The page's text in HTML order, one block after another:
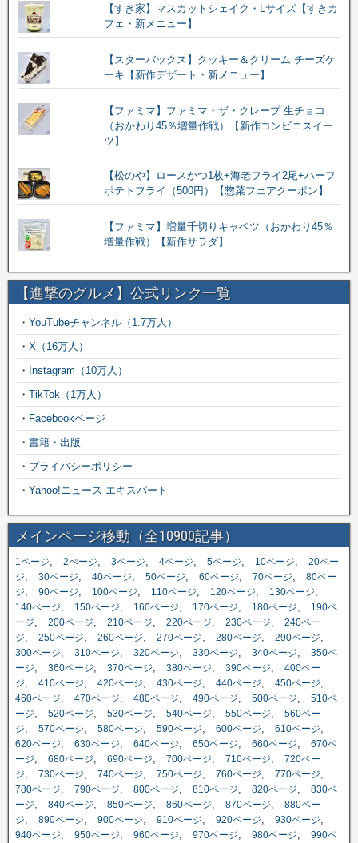
【すき家】マスカットシェイク・Lサイズ【すきカ
フェ・新メニュー】
【スターバックス】クッキー＆クリーム チーズケ
ーキ【新作デザート・新メニュー】
【ファミマ】ファミマ・ザ・クレープ 生チョコ
（おかわり45％増量作戦）【新作コンビニスイー
ツ】
【松のや】ロースかつ1枚+海老フライ2尾+ハーフ
ポテトフライ（500円）【惣菜フェアクーポン】
【ファミマ】増量千切りキャベツ（おかわり45％
増量作戦）【新作サラダ】
【進撃のグルメ】公式リンク一覧
・ YouTubeチャンネル（1.7万人）
・ X（16万人）
・ Instagram（10万人）
・ TikTok（1万人）
・ Facebookページ
・ 書籍・出版
・ プライバシーポリシー
・ Yahoo!ニュース エキスパート
メインページ移動（全10900記事）
1ページ, 2ぺージ, 3ページ, 4ページ, 5ページ, 10ページ, 20ペー
ジ, 30ページ, 40ページ, 50ページ, 60ページ, 70ページ, 80ペー
ジ, 90ページ, 100ページ, 110ページ, 120ページ, 130ページ,
140ページ, 150ページ, 160ページ, 170ページ, 180ページ,
190ペ
ージ, 200ページ, 210ページ, 220ページ, 230ページ, 240ペー
ジ, 250ページ, 260ページ, 270ページ, 280ページ, 290ページ,
300ページ, 310ページ, 320ページ, 330ページ, 340ページ, 350ペ
ージ, 360ページ, 370ページ, 380ページ, 390ページ, 400ペー
ジ, 410ページ, 420ページ, 430ページ, 440ページ, 450ページ,
460ページ, 470ページ, 480ページ, 490ページ, 500ページ, 510ペ
ージ, 520ページ, 530ページ, 540ページ, 550ページ, 560ペー
ジ, 570ページ, 580ページ, 590ページ, 600ページ, 610ページ,
620ページ, 630ページ, 640ページ, 650ページ, 660ページ, 670ペ
ージ, 680ページ, 690ページ, 700ページ, 710ページ, 720ペー
ジ, 730ページ, 740ページ, 750ページ, 760ページ, 770ページ,
780ページ, 790ページ, 800ページ, 810ページ, 820ページ, 830ペ
ージ, 840ページ, 850ページ, 860ページ, 870ページ, 880ペー
ジ, 890ページ, 900ページ, 910ページ, 920ページ, 930ページ,
940ページ, 950ページ, 960ページ, 970ページ, 980ページ, 990ペ